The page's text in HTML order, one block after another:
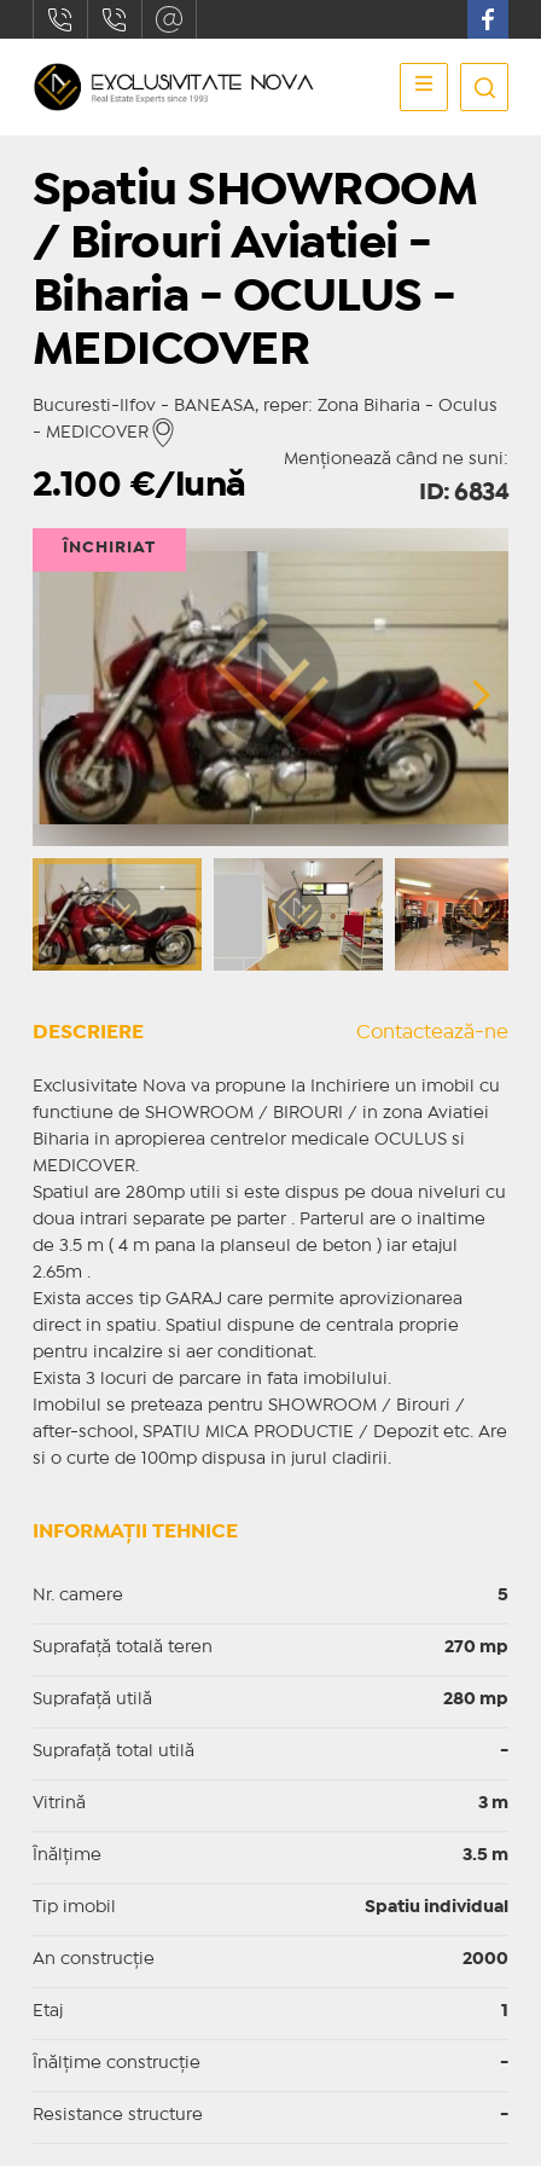
Spatiu SHOWROOM
/ Birouri Aviatiei -
Biharia - OCULUS -
MEDICOVER
Bucuresti-Ilfov - BANEASA, reper: Zona Biharia - Oculus
- MEDICOVER
Menționează când ne suni:
2.100 €/lună ID: 6834
ÎNCHIRIAT
DESCRIERE Contactează-ne
Exclusivitate Nova va propune la Inchiriere un imobil cu
functiune de SHOWROOM / BIROURI / in zona Aviatiei
Biharia in apropierea centrelor medicale OCULUS si
MEDICOVER.
Spatiul are 280mp utili si este dispus pe doua niveluri cu
doua intrari separate pe parter . Parterul are o inaltime
de 3.5 m ( 4 m pana la planseul de beton ) iar etajul
2.65m .
Exista acces tip GARAJ care permite aprovizionarea
direct in spatiu. Spatiul dispune de centrala proprie
pentru incalzire si aer conditionat.
Exista 3 locuri de parcare in fata imobilului.
Imobilul se preteaza pentru SHOWROOM / Birouri /
after-school, SPATIU MICA PRODUCTIE / Depozit etc. Are
si o curte de 100mp dispusa in jurul cladirii.
INFORMAȚII TEHNICE
Nr. camere 5
Suprafață totală teren 270 mp
Suprafaţă utilă 280 mp
Suprafaţă total utilă -
Vitrină 3 m
Înălțime 3.5 m
Tip imobil Spatiu individual
An construcție 2000
Etaj 1
Înălțime construcție -
Resistance structure -